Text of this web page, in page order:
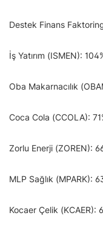
Destek Finans
İş Yatırım (ISMEN):
Oba Makarnacılık
Coca Cola (CCOLA):
Zorlu Enerji (ZOREN):
MLP Sağlık (MPARK):
Kocaer Çelik (KCAER):